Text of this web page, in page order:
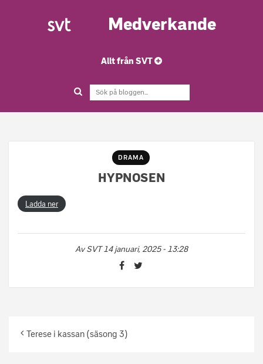
Medverkande
Allt från SVT
DRAMA
HYPNOSEN
Ladda ner
AvSVT 14 januari, 2025 - 13:28
Terese i kassan (säsong 3)